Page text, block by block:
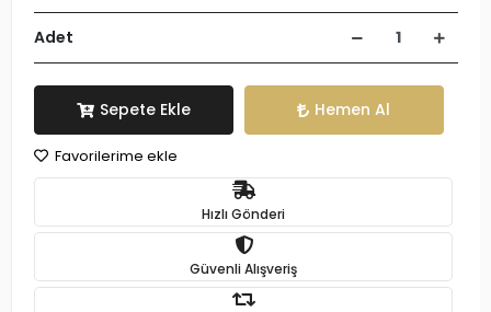
Adet
Sepete Ekle Hemen Al
Favorilerime ekle
Hızlı Gönderi
Güvenli Alışveriş